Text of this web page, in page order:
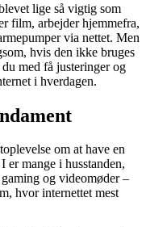
lige så vigtig som
film, arbejder hjemmefra,
via nettet. Men
hvis den ikke bruges
med få justeringer og
i hverdagen.
om at have en
er mange i husstanden,
og videomøder –
hvor internettet mest